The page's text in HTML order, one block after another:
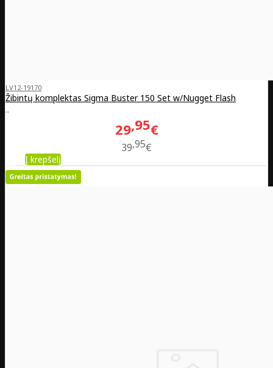
LV12-19170
Žibintų komplektas Sigma Buster 150 Set w/Nugget Flash
..
29 95€
39 95€
Į krepšelį